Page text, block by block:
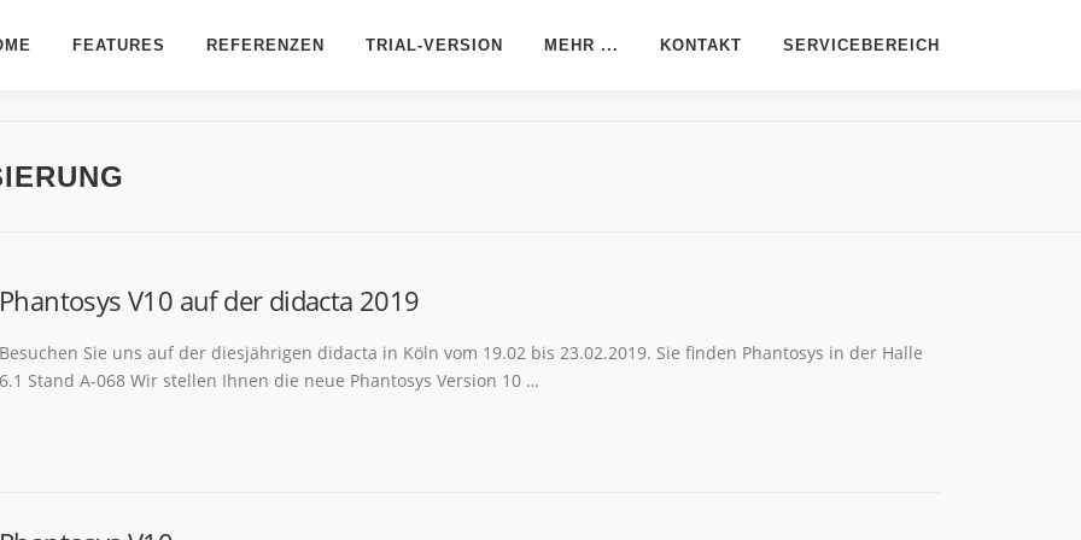
FEATURES REFERENZEN TRIAL-VERSION MEHR ...
Phantosys?
Internationale Partnerschaften
KONTAKT SERVICEBEREICH
Phantosys V10 auf der didacta 2019
Besuchen Sie uns auf der diesjährigen didacta in Köln vom 19.02 bis 23.02.2019. Sie finden Phantosys in der Halle
6.1 Stand A-068 Wir stellen Ihnen die neue Phantosys Version 10 …